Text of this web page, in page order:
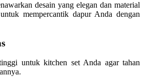
desain yang elegan dan material
mempercantik dapur Anda dengan
untuk kitchen set Anda agar tahan